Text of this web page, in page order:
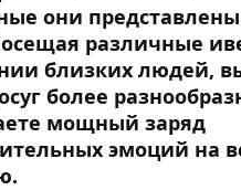
они
различные
близких людей,
более
мощный заряд
эмоций на